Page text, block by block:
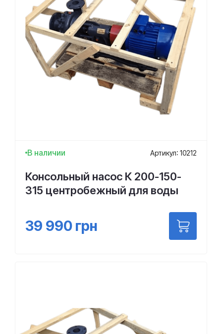
В наличии Артикул: 10212
Консольный насос К 200-150-
315 центробежный для воды
39 990 грн